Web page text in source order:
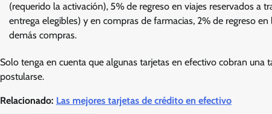
(requerido la activación), 5% de regreso en viajes reservados a
entrega elegibles) y en compras de farmacias, 2% de regreso
demás compras.
Solo tenga en cuenta que algunas tarjetas en efectivo cobran
postularse.
Relacionado: Las mejores tarjetas de crédito en efectivo